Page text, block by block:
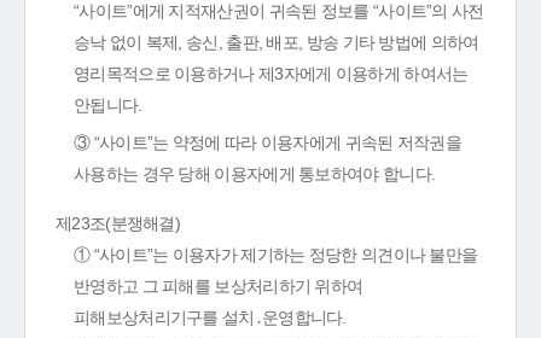
“사이트”에게 지적재산권이 귀속된 정보를 “사이트”의 사전
승낙 없이 복제, 송신, 출판, 배포, 방송 기타 방법에 의하여
영리목적으로 이용하거나 제3자에게 이용하게 하여서는
안됩니다.
③ “사이트”는 약정에 따라 이용자에게 귀속된 저작권을
사용하는 경우 당해 이용자에게 통보하여야 합니다.
제23조(분쟁해결)
① “사이트”는 이용자가 제기하는 정당한 의견이나 불만을
반영하고 그 피해를 보상처리하기 위하여
피해보상처리기구를 설치․운영합니다.